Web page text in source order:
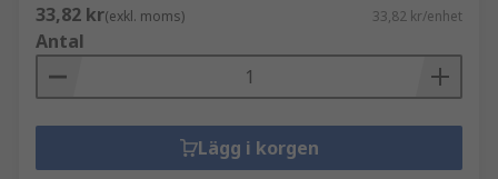
33,82 kr(exkl. moms) 33,82 kr/enhet
Antal
Lägg i korgen